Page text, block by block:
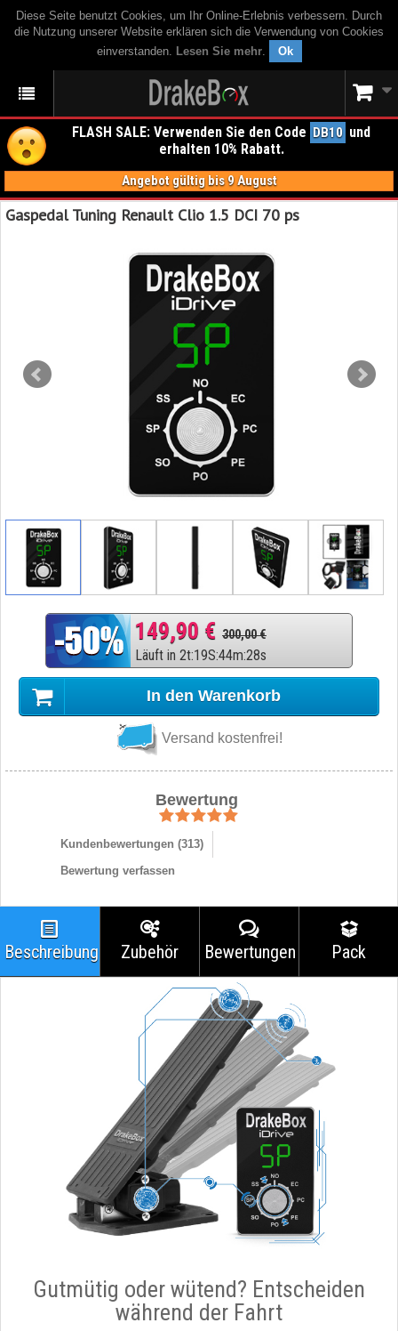
Diese Seite benutzt Cookies, um Ihr Online-Erlebnis verbessern. Durch
die Nutzung unserer Website erklären sich die Verwendung von Cookies
einverstanden. Lesen Sie mehr. Ok
FLASH SALE: Verwenden Sie den Code DB10 und
erhalten 10% Rabatt.
Angebot gültig bis 9 August
Gaspedal Tuning Renault Clio 1.5 DCI 70 ps
149,90 € 300,00 €
Läuft in 2t:19S:44m:27s
In den Warenkorb
Versand kostenfrei!
Bewertung
Kundenbewertungen (313)
Bewertung verfassen
Beschreibung Zubehör Bewertungen Pack
Gutmütig oder wütend? Entscheiden
während der Fahrt